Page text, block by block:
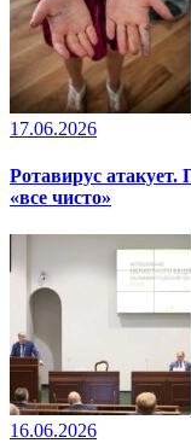
17.06.2026
Ротавирус атакует.
«все чисто»
16.06.2026